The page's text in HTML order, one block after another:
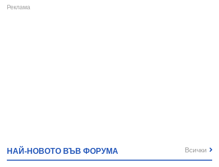
НАЙ-НОВОТО ВЪВ ФОРУМА Всички